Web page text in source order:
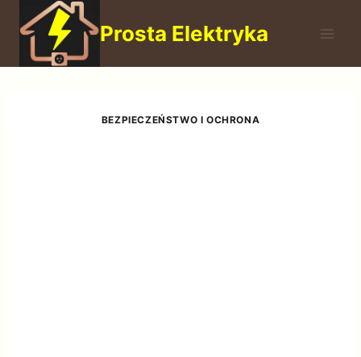
Przejdź
treści
Prosta Elektryka
BEZPIECZEŃSTWO I OCHRONA